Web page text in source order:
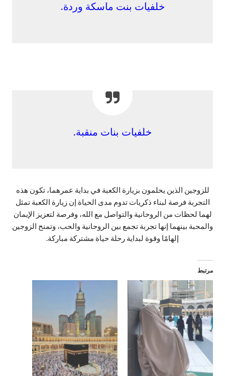
خلفيات بنت ماسكة وردة.
خلفيات بنات منقبة.
للزوجين الذين يحلمون بزيارة الكعبة في بداية عمرهما، تكون هذه
التجربة فرصة لبناء ذكريات تدوم مدى الحياة إن زيارة الكعبة تمثل
لهما لحظات من الروحانية والتواصل مع الله، وفرصة لتعزيز الإيمان
والمحبة بينهما إنها تجربة تجمع بين الروحانية والحب، وتمنح الزوجين
إلهامًا وقوة لبداية رحلة حياة مشتركة مباركة.
مرتبط